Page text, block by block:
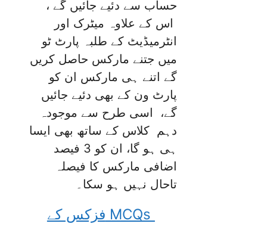
حساب سے دئیے جائیں گے ،
اس کے علاوہ میٹرک اور
انٹرمیڈیٹ کے طلبہ پارٹ ٹو
میں جتنے مارکس حاصل کریں
گے اتنے ہی مارکس ان کو
پارٹ ون کے بھی دئیے جائیں
گے، اسی طرح سے موجودہ
دہم کلاس کے ساتھ بھی ایسا
ہی ہو گا، ان کو 3 فیصد
اضافی مارکس کا فیصلہ
تاحال نہیں ہو سکا۔
فزکس کے MCQs